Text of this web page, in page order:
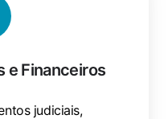
e Financeiros
judiciais,